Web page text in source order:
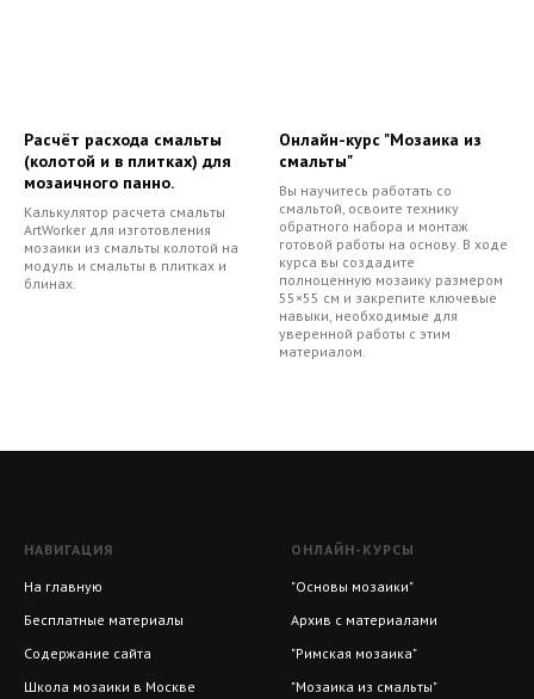
Расчёт расхода смальты
(колотой и в плитках) для
мозаичного панно.
Калькулятор расчета смальты
ArtWorker для изготовления
мозаики из смальты колотой на
модуль и смальты в плитках и
блинах.
Онлайн-курс "Мозаика из
смальты"
Вы научитесь работать со
смальтой, освоите технику
обратного набора и монтаж
готовой работы на основу. В ходе
курса вы создадите
полноценную мозаику размером
55×55 см и закрепите ключевые
навыки, необходимые для
уверенной работы с этим
материалом.
НАВИГАЦИЯ
На главную
Бесплатные материалы
Содержание сайта
Школа мозаики в Москве
ОНЛАЙН-КУРСЫ
"Основы мозаики"
Архив с материалами
"Римская мозаика"
"Мозаика из смальты"